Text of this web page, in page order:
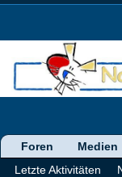
Foren Medien
Letzte Aktivitäten